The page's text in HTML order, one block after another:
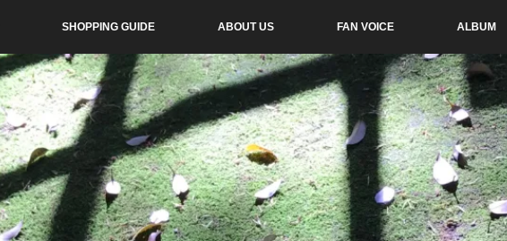
SHOPPING GUIDE ABOUT US FAN VOICE ALBUM